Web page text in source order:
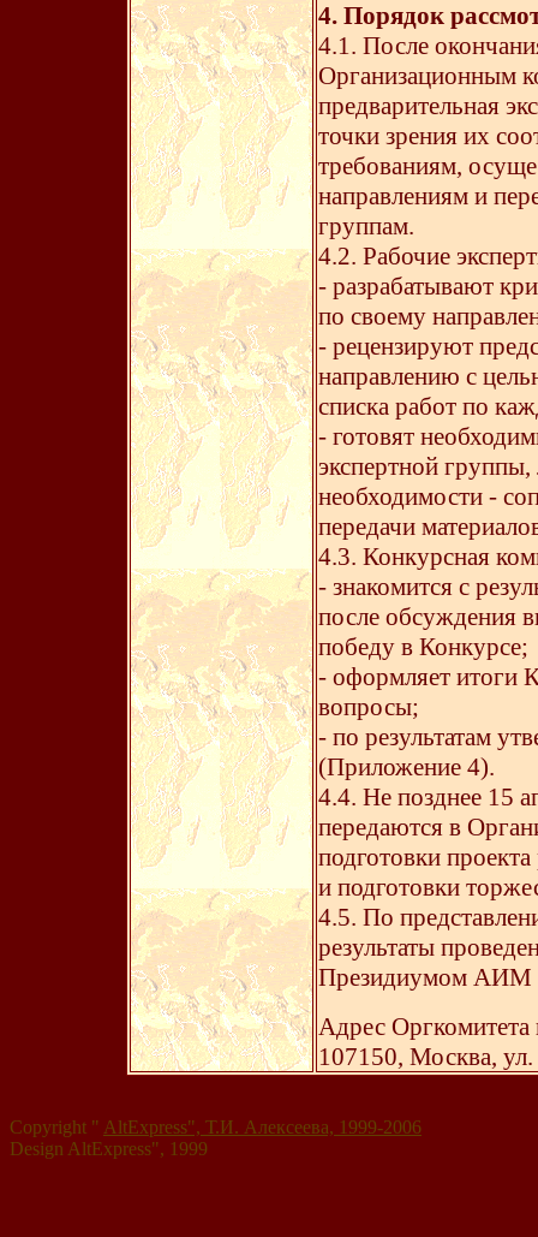
4. Порядок
4.1. После
Организационным
предварительная
точки зрения их
требованиям,
направлениям и
группам.
4.2. Рабочие
- разрабатывают
по своему
- рецензируют
направлению с
списка работ по
- готовят
экспертной
необходимости -
передачи
4.3. Конкурсная
- знакомится с
после обсуждения
победу в Конкурсе;
- оформляет итоги
вопросы;
- по результатам
(Приложение 4).
4.4. Не позднее 15
передаются в
подготовки
и подготовки
4.5. По
результаты
Президиумом АИМ
Адрес Оргкомитета
107150, Москва,
Copyright " AltExpress", Т.И. Алекcеева, 1999-2006
Design AltExpress", 1999